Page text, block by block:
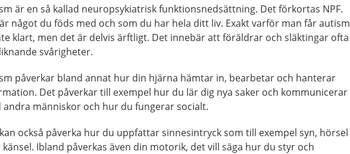
är en så kallad neuropsykiatrisk funktionsnedsättning. Det förkortas NPF.
något du föds med och som du har hela ditt liv. Exakt varför man får autism
klart, men det är delvis ärftligt. Det innebär att föräldrar och släktingar ofta
svårigheter.
påverkar bland annat hur din hjärna hämtar in, bearbetar och hanterar
Det påverkar till exempel hur du lär dig nya saker och kommunicerar
andra människor och hur du fungerar socialt.
också påverka hur du uppfattar sinnesintryck som till exempel syn, hörsel
känsel. Ibland påverkas även din motorik, det vill säga hur du styr och